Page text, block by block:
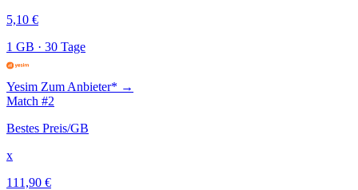
5,10 €
1 GB · 30 Tage
Yesim Zum Anbieter* →
Match #2
Bestes Preis/GB
x
111,90 €